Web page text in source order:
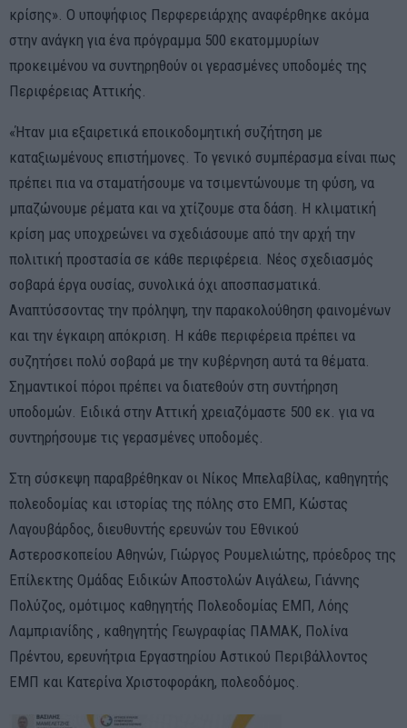
κρίσης». Ο υποψήφιος Περφερειάρχης αναφέρθηκε ακόμα
στην ανάγκη για ένα πρόγραμμα 500 εκατομμυρίων
προκειμένου να συντηρηθούν οι γερασμένες υποδομές της
Περιφέρειας Αττικής.
«Ήταν μια εξαιρετικά εποικοδομητική συζήτηση με
καταξιωμένους επιστήμονες. Το γενικό συμπέρασμα είναι πως
πρέπει πια να σταματήσουμε να τσιμεντώνουμε τη φύση, να
μπαζώνουμε ρέματα και να χτίζουμε στα δάση. Η κλιματική
κρίση μας υποχρεώνει να σχεδιάσουμε από την αρχή την
πολιτική προστασία σε κάθε περιφέρεια. Νέος σχεδιασμός
σοβαρά έργα ουσίας, συνολικά όχι αποσπασματικά.
Αναπτύσσοντας την πρόληψη, την παρακολούθηση φαινομένων
και την έγκαιρη απόκριση. Η κάθε περιφέρεια πρέπει να
συζητήσει πολύ σοβαρά με την κυβέρνηση αυτά τα θέματα.
Σημαντικοί πόροι πρέπει να διατεθούν στη συντήρηση
υποδομών. Ειδικά στην Αττική χρειαζόμαστε 500 εκ. για να
συντηρήσουμε τις γερασμένες υποδομές.
Στη σύσκεψη παραβρέθηκαν οι Νίκος Μπελαβίλας, καθηγητής
πολεοδομίας και ιστορίας της πόλης στο ΕΜΠ, Κώστας
Λαγουβάρδος, διευθυντής ερευνών του Εθνικού
Αστεροσκοπείου Αθηνών, Γιώργος Ρουμελιώτης, πρόεδρος της
Επίλεκτης Ομάδας Ειδικών Αποστολών Αιγάλεω, Γιάννης
Πολύζος, ομότιμος καθηγητής Πολεοδομίας ΕΜΠ, Λόης
Λαμπριανίδης , καθηγητής Γεωγραφίας ΠΑΜΑΚ, Πολίνα
Πρέντου, ερευνήτρια Εργαστηρίου Αστικού Περιβάλλοντος
ΕΜΠ και Κατερίνα Χριστοφοράκη, πολεοδόμος.